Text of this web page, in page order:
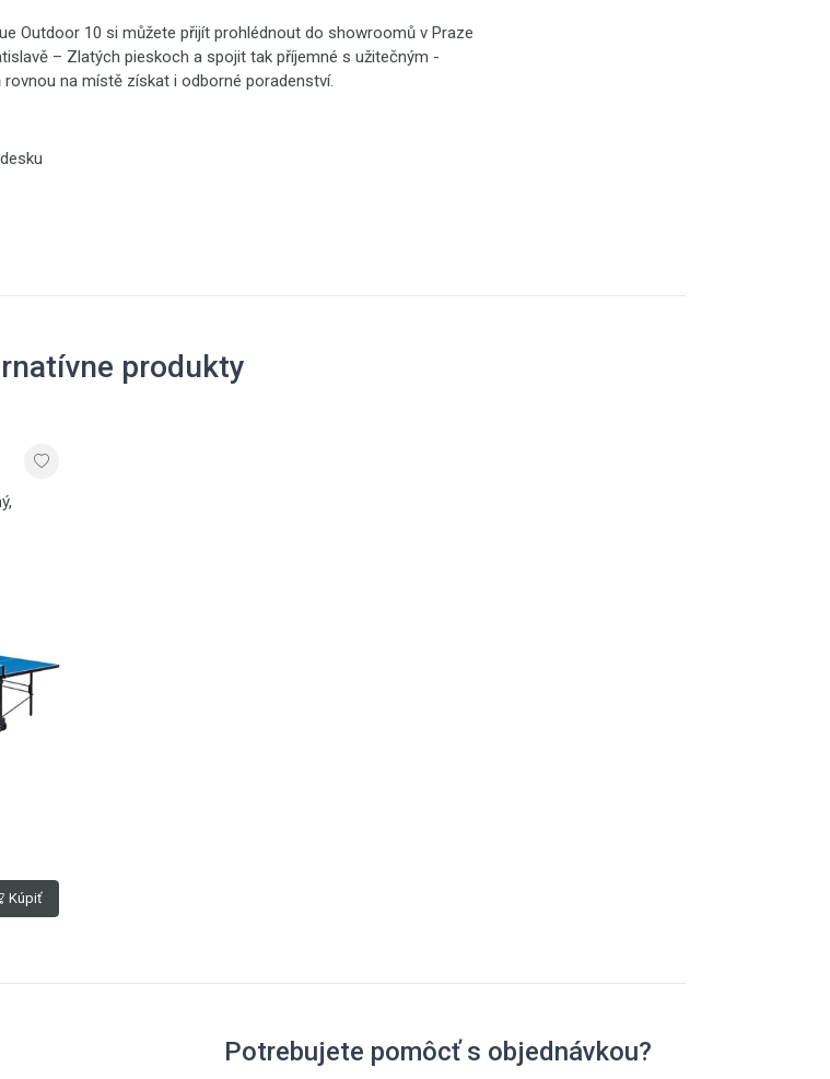
Outdoor 10 si můžete přijít prohlédnout do showroomů v Praze
– Zlatých pieskoch a spojit tak příjemné s užitečným -
na místě získat i odborné poradenství.
produkty
mm,
61 kg,
Kúpiť
Potrebujete pomôcť s objednávkou?